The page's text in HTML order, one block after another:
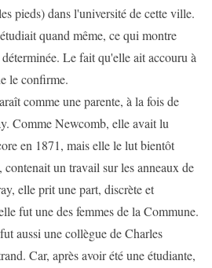
pieds) dans l'université de cette ville.
quand même, ce qui montre
Le fait qu'elle ait accouru à
le confirme.
comme une parente, à la fois de
Comme Newcomb, elle avait lu
en 1871, mais elle le lut bientôt
contenait un travail sur les anneaux de
elle prit une part, discrète et
fut une des femmes de la Commune.
aussi une collègue de Charles
Car, après avoir été une étudiante,